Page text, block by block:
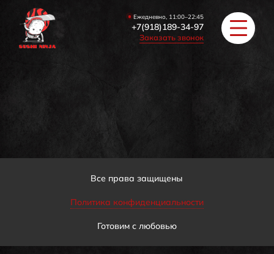
Ежедневно, 11:00–22:45
+7(918)189-34-97
Заказать звонок
ЗАКУСКИ / СУПЫ
COУС / ИМБИРЬ
Все права защищены
Политика конфиденциальности
Готовим с любовью